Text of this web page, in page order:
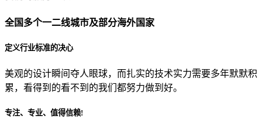
贵公司的团队规模是？
目前主要的营销渠道是？
全国多个一二线城市及部分海外国家
定义行业标准的决心
美观的设计瞬间夺人眼球，而扎实的技术实力需要多年默默积
累，看得到的看不到的我们都努力做到好。
专注、专业、值得信赖!